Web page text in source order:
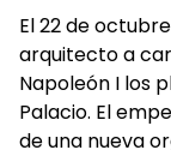
El 22 de
arquitecto a
Napoleón I los
Palacio. El
de una nueva